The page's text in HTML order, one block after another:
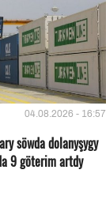
04.08.2026 - 16:57
söwda dolanyşygy
9 göterim artdy